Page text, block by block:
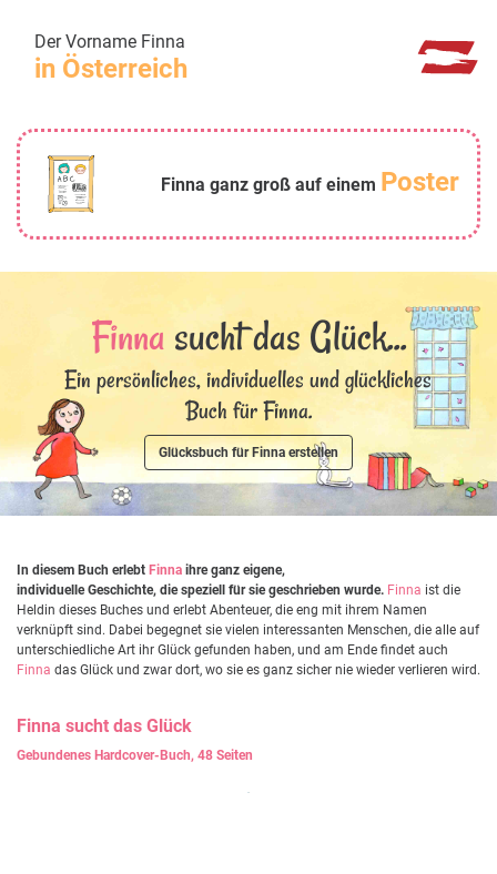
Der Vorname Finna
in Österreich
Finna ganz groß auf einem Poster
Finna sucht das Glück...
Ein persönliches, individuelles und glückliches
Buch für Finna.
Glücksbuch für Finna erstellen
In diesem Buch erlebt Finna ihre ganz eigene,
individuelle Geschichte, die speziell für sie geschrieben wurde. Finna ist die
Heldin dieses Buches und erlebt Abenteuer, die eng mit ihrem Namen
verknüpft sind. Dabei begegnet sie vielen interessanten Menschen, die alle auf
unterschiedliche Art ihr Glück gefunden haben, und am Ende findet auch
Finna das Glück und zwar dort, wo sie es ganz sicher nie wieder verlieren wird.
Finna sucht das Glück
Gebundenes Hardcover-Buch, 48 Seiten